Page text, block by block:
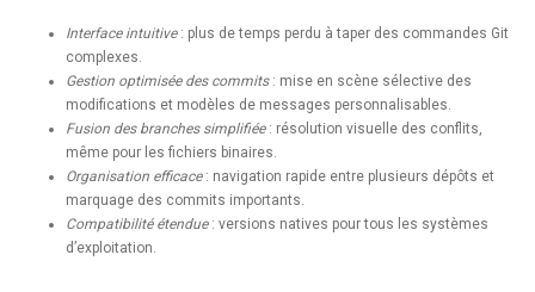
Interface intuitive: plus de temps perdu à taper des commandes Git
complexes.
Gestion optimisée des commits: mise en scène sélective des
modifications et modèles de messages personnalisables.
Fusion des branches simplifiée: résolution visuelle des conflits,
même pour les fichiers binaires.
Organisation efficace: navigation rapide entre plusieurs dépôts et
marquage des commits importants.
Compatibilité étendue: versions natives pour tous les systèmes
d’exploitation.